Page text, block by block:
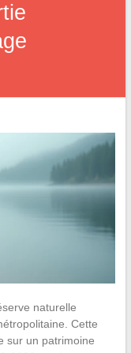
naturelle
Cette
sur un patrimoine